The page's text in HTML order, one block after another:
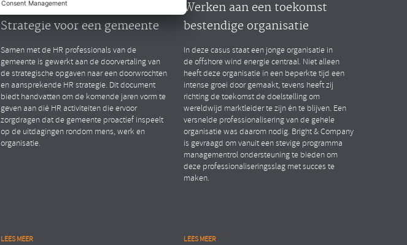
Opstellen van gedragen HR
Strategie voor een gemeente
Samen met de HR professionals van de
gemeente is gewerkt aan de doorvertaling van
de strategische opgaven naar een doorwrochten
en aansprekende HR strategie. Dit document
biedt handvatten om de komende jaren vorm te
geven aan dié HR activiteiten die ervoor
zorgdragen dat de gemeente proactief inspeelt
op de uitdagingen rondom mens, werk en
organisatie.
LEES MEER
Werken aan een toekomst
bestendige organisatie
In deze casus staat een jonge organisatie in
de offshore wind energie centraal. Niet alleen
heeft deze organisatie in een beperkte tijd een
intense groei door gemaakt, tevens heeft zij
richting de toekomst de doelstelling om
wereldwijd marktleider te zijn én te blijven. Een
versnelde professionalisering van de gehele
organisatie was daarom nodig. Bright & Company
is gevraagd om vanuit een stevige programma
managementrol ondersteuning te bieden om
deze professionaliseringsslag met succes te
maken.
LEES MEER